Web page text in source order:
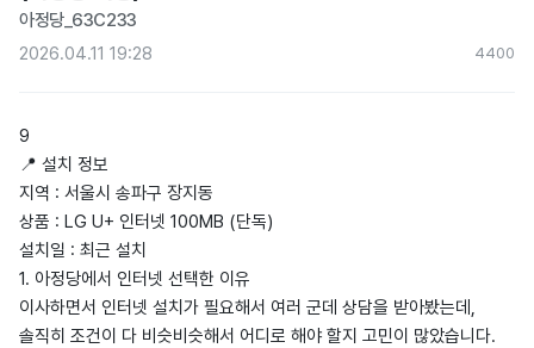
아정당_63C233
2026.04.11 19:28
4400
9
📍 설치 정보
지역 : 서울시 송파구 장지동
상품 : LG U+ 인터넷 100MB (단독)
설치일 : 최근 설치
1. 아정당에서 인터넷 선택한 이유
이사하면서 인터넷 설치가 필요해서 여러 군데 상담을 받아봤는데,
솔직히 조건이 다 비슷비슷해서 어디로 해야 할지 고민이 많았습니다.